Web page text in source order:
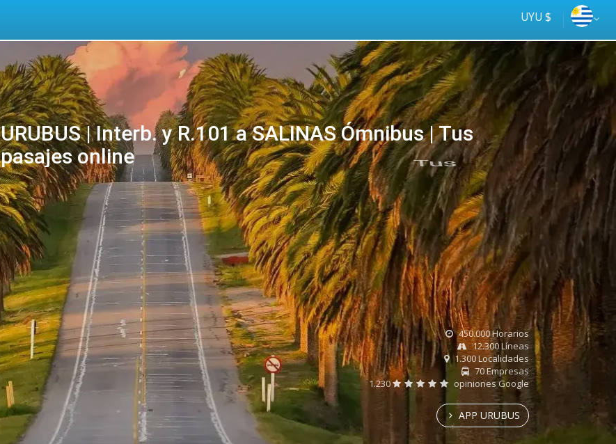
UYU $
URUBUS | Interb. y R.101 a SALINAS Ómnibus | Tus
pasajes online
online
Tus
ómnibus
450.000 Horarios
12.300 Líneas
1.300 Localidades
70 Empresas
1.230
opiniones Google
APP URUBUS